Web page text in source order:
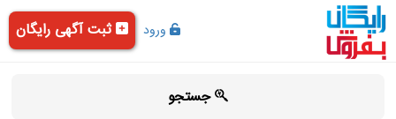
ورود ثبت آگهی رایگان
جستجو